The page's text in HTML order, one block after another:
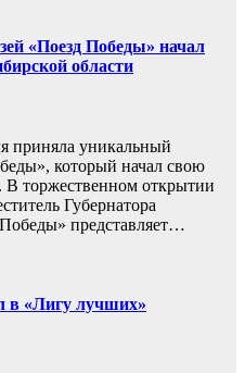
«Поезд Победы» начал
области
приняла уникальный
который начал свою
В торжественном открытии
Губернатора
представляет…
в «Лигу лучших»